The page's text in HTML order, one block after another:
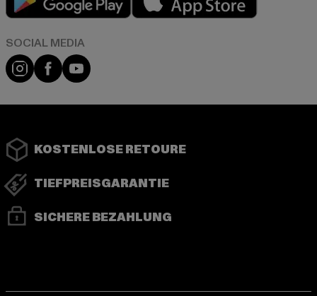
Instagram
FacebookYouTube
KOSTENLOSE RETOURE
TIEFPREISGARANTIE
SICHERE BEZAHLUNG